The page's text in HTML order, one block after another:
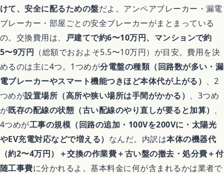
恋愛アニメ
平成アニメ名作
完結済みアニメ
どんでん返しアニメ
ゲーム
けて、安全に配るための盤だよ。アンペアブレーカー・漏電
ブレーカー・部屋ごとの安全ブレーカーがまとまっている
の。交換費用は、 戸建てで約6〜10万円、マンションで約
5〜9万円 （総額でおおよそ5.5〜10万円）が目安。費用を決
めるのは主に4つ。1つめが分電盤の種類（回路数が多い・漏
電ブレーカーやスマート機能つきほど本体代が上がる） 、2
つめが設置場所（高所や狭い場所は手間がかかる） 、3つめ
が既存の配線の状態（古い配線のやり直しが要ると加算） 、
4つめが工事の規模（回路の追加・100Vを200Vに・太陽光
やEV充電対応などで増える） なんだ。内訳は本体の機器代
（約2〜4万円）＋交換の作業費＋古い盤の撤去・処分費＋付
随工事費に分かれるよ。基本料金に何が含まれるかは業者で